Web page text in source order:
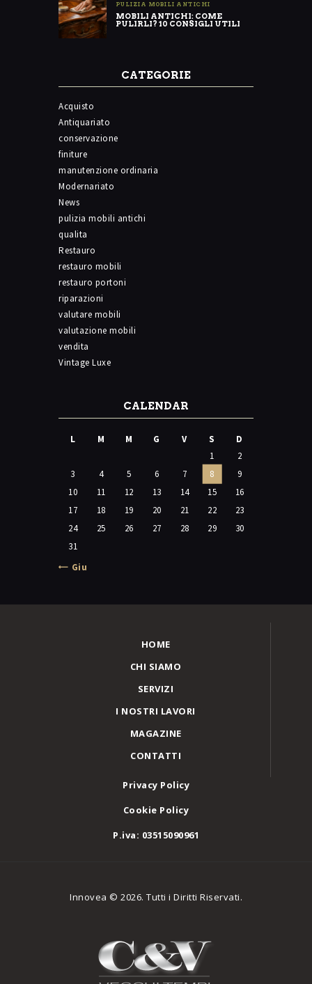
PULIZIA MOBILI ANTICHI
MOBILI ANTICHI: COME
PULIRLI? 10 CONSIGLI UTILI
CATEGORIE
Acquisto
Antiquariato
conservazione
finiture
manutenzione ordinaria
Modernariato
News
pulizia mobili antichi
qualita
Restauro
restauro mobili
restauro portoni
riparazioni
valutare mobili
valutazione mobili
vendita
Vintage Luxe
CALENDAR
L M M G V S
D
1
2
3
4 5 6 7 8
9
10
11 12 13 14 15
16
17
18 19 20 21 22
23
24
25 26 27 28 29
30
31
« Giu
HOME
CHI SIAMO
SERVIZI
I NOSTRI LAVORI
MAGAZINE
CONTATTI
Privacy Policy
Cookie Policy
P.iva: 03515090961
Innovea © 2026. Tutti i Diritti Riservati.